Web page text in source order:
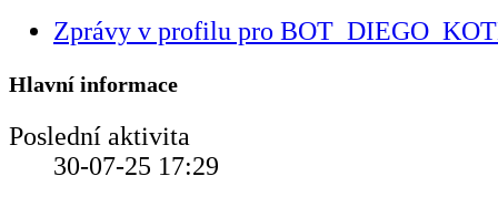
Zprávy v profilu pro
Hlavní informace
Poslední aktivita
30-07-25 17:29